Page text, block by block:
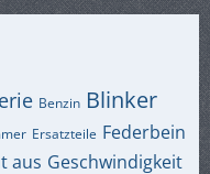
Benzin Blinker
Ersatzteile Federbein
aus Geschwindigkeit